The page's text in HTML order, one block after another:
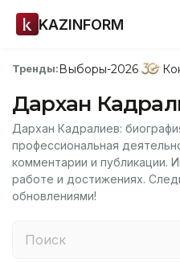
KAZINFORM
Тренды:Выборы-2026
Дархан
Дархан Кадралиев:
профессиональная
комментарии и публикации.
работе и достижениях.
обновлениями!